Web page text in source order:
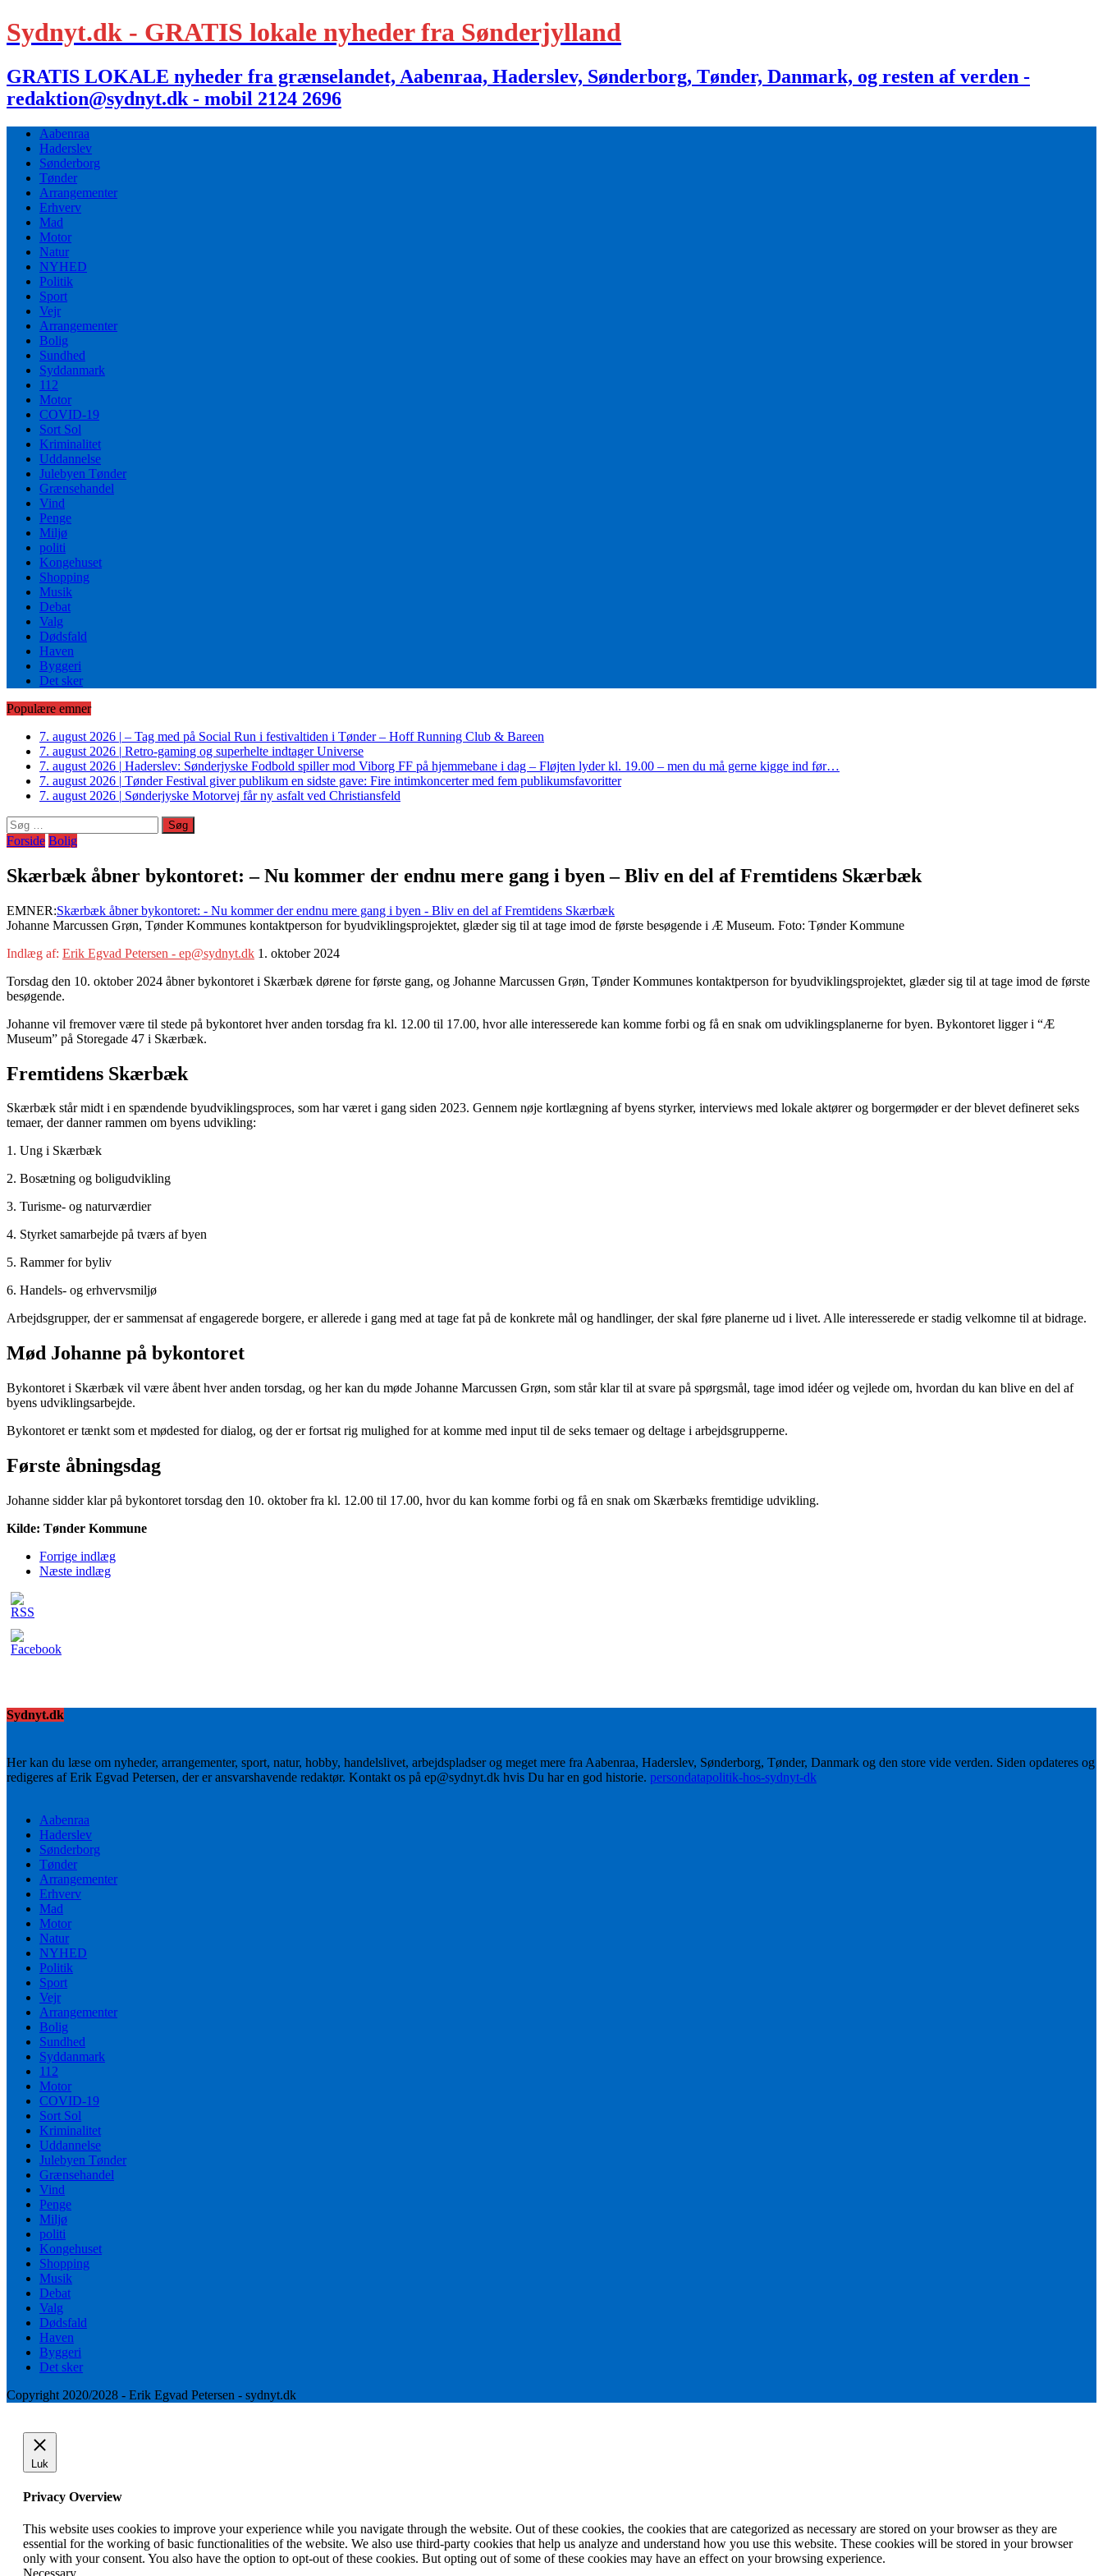
Sydnyt.dk - GRATIS lokale nyheder fra Sønderjylland
GRATIS LOKALE nyheder fra grænselandet, Aabenraa, Haderslev, Sønderborg, Tønder, Danmark, og resten af verden -
redaktion@sydnyt.dk - mobil 2124 2696
Aabenraa
Haderslev
Sønderborg
Tønder
Arrangementer
Erhverv
Mad
Motor
Natur
NYHED
Politik
Sport
Vejr
Arrangementer
Bolig
Sundhed
Syddanmark
112
Motor
COVID-19
Sort Sol
Kriminalitet
Uddannelse
Julebyen Tønder
Grænsehandel
Vind
Penge
Miljø
politi
Kongehuset
Shopping
Musik
Debat
Valg
Dødsfald
Haven
Byggeri
Det sker
Populære emner
7. august 2026 | – Tag med på Social Run i festivaltiden i Tønder – Hoff Running Club & Bareen
7. august 2026 | Retro-gaming og superhelte indtager Universe
7. august 2026 | Haderslev: Sønderjyske Fodbold spiller mod Viborg FF på hjemmebane i dag – Fløjten lyder kl. 19.00 – men du må gerne kigge ind før…
7. august 2026 | Tønder Festival giver publikum en sidste gave: Fire intimkoncerter med fem publikumsfavoritter
7. august 2026 | Sønderjyske Motorvej får ny asfalt ved Christiansfeld
Søg
efter:
Forside Bolig
Skærbæk åbner bykontoret: – Nu kommer der endnu mere gang i byen – Bliv en del af Fremtidens Skærbæk
EMNER:Skærbæk åbner bykontoret: - Nu kommer der endnu mere gang i byen - Bliv en del af Fremtidens Skærbæk
Johanne Marcussen Grøn, Tønder Kommunes kontaktperson for byudviklingsprojektet, glæder sig til at tage imod de første besøgende i Æ Museum. Foto: Tønder Kommune
Indlæg af: Erik Egvad Petersen - ep@sydnyt.dk 1. oktober 2024
Torsdag den 10. oktober 2024 åbner bykontoret i Skærbæk dørene for første gang, og Johanne Marcussen Grøn, Tønder Kommunes kontaktperson for byudviklingsprojektet, glæder sig til at tage imod de første
besøgende.
Johanne vil fremover være til stede på bykontoret hver anden torsdag fra kl. 12.00 til 17.00, hvor alle interesserede kan komme forbi og få en snak om udviklingsplanerne for byen. Bykontoret ligger i “Æ
Museum” på Storegade 47 i Skærbæk.
Fremtidens Skærbæk
Skærbæk står midt i en spændende byudviklingsproces, som har været i gang siden 2023. Gennem nøje kortlægning af byens styrker, interviews med lokale aktører og borgermøder er der blevet defineret seks
temaer, der danner rammen om byens udvikling:
1. Ung i Skærbæk
2. Bosætning og boligudvikling
3. Turisme- og naturværdier
4. Styrket samarbejde på tværs af byen
5. Rammer for byliv
6. Handels- og erhvervsmiljø
Arbejdsgrupper, der er sammensat af engagerede borgere, er allerede i gang med at tage fat på de konkrete mål og handlinger, der skal føre planerne ud i livet. Alle interesserede er stadig velkomne til at bidrage.
Mød Johanne på bykontoret
Bykontoret i Skærbæk vil være åbent hver anden torsdag, og her kan du møde Johanne Marcussen Grøn, som står klar til at svare på spørgsmål, tage imod idéer og vejlede om, hvordan du kan blive en del af
byens udviklingsarbejde.
Bykontoret er tænkt som et mødested for dialog, og der er fortsat rig mulighed for at komme med input til de seks temaer og deltage i arbejdsgrupperne.
Første åbningsdag
Johanne sidder klar på bykontoret torsdag den 10. oktober fra kl. 12.00 til 17.00, hvor du kan komme forbi og få en snak om Skærbæks fremtidige udvikling.
Kilde: Tønder Kommune
Forrige indlæg
Næste indlæg
Sydnyt.dk
Her kan du læse om nyheder, arrangementer, sport, natur, hobby, handelslivet, arbejdspladser og meget mere fra Aabenraa, Haderslev, Sønderborg, Tønder, Danmark og den store vide verden. Siden opdateres og
redigeres af Erik Egvad Petersen, der er ansvarshavende redaktør. Kontakt os på ep@sydnyt.dk hvis Du har en god historie. persondatapolitik-hos-sydnyt-dk
Aabenraa
Haderslev
Sønderborg
Tønder
Arrangementer
Erhverv
Mad
Motor
Natur
NYHED
Politik
Sport
Vejr
Arrangementer
Bolig
Sundhed
Syddanmark
112
Motor
COVID-19
Sort Sol
Kriminalitet
Uddannelse
Julebyen Tønder
Grænsehandel
Vind
Penge
Miljø
politi
Kongehuset
Shopping
Musik
Debat
Valg
Dødsfald
Haven
Byggeri
Det sker
Copyright 2020/2028 - Erik Egvad Petersen - sydnyt.dk
Luk
Privacy Overview
This website uses cookies to improve your experience while you navigate through the website. Out of these cookies, the cookies that are categorized as necessary are stored on your browser as they are
essential for the working of basic functionalities of the website. We also use third-party cookies that help us analyze and understand how you use this website. These cookies will be stored in your browser
only with your consent. You also have the option to opt-out of these cookies. But opting out of some of these cookies may have an effect on your browsing experience.
Necessary